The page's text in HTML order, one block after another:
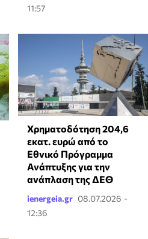
11:57
Χρηματοδότηση 204,6
εκατ. ευρώ από το
Εθνικό Πρόγραμμα
Ανάπτυξης για την
ανάπλαση της ΔΕΘ
ienergeia.gr 08.07.2026 -
12:36